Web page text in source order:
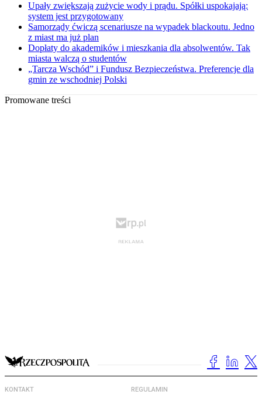
Upały zwiększają zużycie wody i prądu. Spółki uspokajają:
system jest przygotowany
Samorządy ćwiczą scenariusze na wypadek blackoutu. Jedno
z miast ma już plan
Dopłaty do akademików i mieszkania dla absolwentów. Tak
miasta walczą o studentów
„Tarcza Wschód” i Fundusz Bezpieczeństwa. Preferencje dla
gmin ze wschodniej Polski
Promowane treści
KONTAKT REGULAMIN